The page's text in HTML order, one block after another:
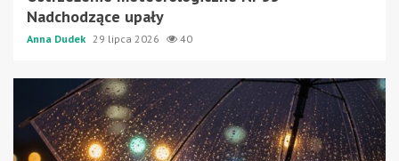
Nadchodzące upały
Anna Dudek 29 lipca 2026 40